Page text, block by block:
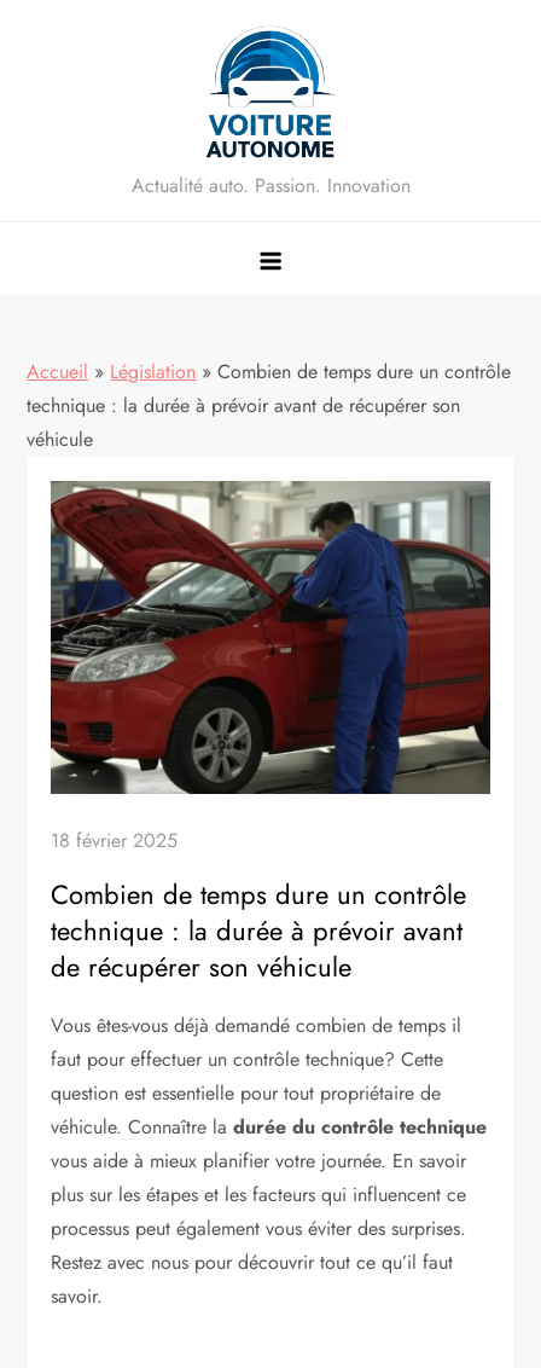
Actualité auto. Passion. Innovation
Accueil » Législation » Combien de temps dure un contrôle
technique : la durée à prévoir avant de récupérer son
véhicule
18 février 2025
Combien de temps dure un contrôle
technique : la durée à prévoir avant
de récupérer son véhicule
Vous êtes-vous déjà demandé combien de temps il
faut pour effectuer un contrôle technique? Cette
question est essentielle pour tout propriétaire de
véhicule. Connaître ladurée du contrôle technique
vous aide à mieux planifier votre journée. En savoir
plus sur les étapes et les facteurs qui influencent ce
processus peut également vous éviter des surprises.
Restez avec nous pour découvrir tout ce qu’il faut
savoir.